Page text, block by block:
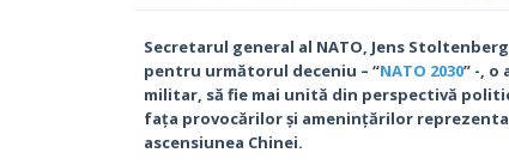
Secretarul general al NATO, Jens
pentru următorul deceniu – “NATO 2030” -, o
militar, să fie mai unită din perspectivă
fața provocărilor și amenințărilor
ascensiunea Chinei.